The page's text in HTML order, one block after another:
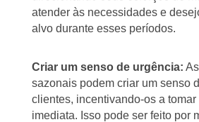
atender às necessidades e
alvo durante esses períodos.
Criar um senso de urgência:
sazonais podem criar um senso
clientes, incentivando-os a tomar
imediata. Isso pode ser feito por